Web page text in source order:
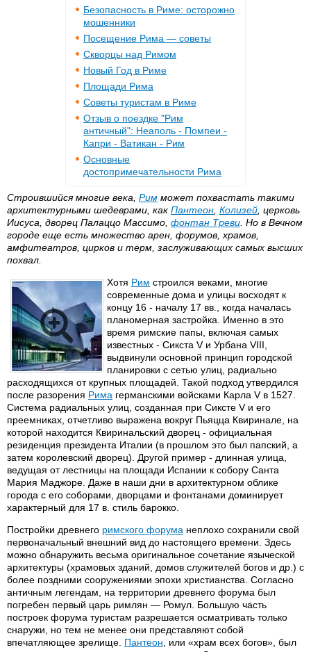
Безопасность в Риме: осторожно
мошенники
Посещение Рима — советы
Скворцы над Римом
Новый Год в Риме
Площади Рима
Советы туристам в Риме
Отзыв о поездке "Рим
античный": Неаполь - Помпеи -
Капри - Ватикан - Рим
Основные
достопримечательности Рима
Строившийся многие века, Рим может похвастать такими
архитектурными шедеврами, как Пантеон Колизей , церковь
Иисуса, дворец Палаццо Массимо, фонтан Треви . Но в Вечном
городе еще есть множество арен, форумов, храмов,
амфитеатров, цирков и терм, заслуживающих самых высших
похвал.
Хотя Рим строился веками, многие
современные дома и улицы восходят к
концу 16 - началу 17 вв., когда началась
планомерная застройка. Именно в это
время римские папы, включая самых
известных - Сикста V и Урбана VIII,
выдвинули основной принцип городской
планировки с сетью улиц, радиально
расходящихся от крупных площадей. Такой подход утвердился
после разорения Рима германскими войсками Карла V в 1527.
Система радиальных улиц, созданная при Сиксте V и его
преемниках, отчетливо выражена вокруг Пьяцца Квиринале, на
которой находится Квиринальский дворец - официальная
резиденция президента Италии (в прошлом это был папский, а
затем королевский дворец). Другой пример - длинная улица,
ведущая от лестницы на площади Испании к собору Санта
Мария Маджоре. Даже в наши дни в архитектурном облике
города с его соборами, дворцами и фонтанами доминирует
характерный для 17 в. стиль барокко.
Постройки древнего римского форума неплохо сохранили свой
первоначальный внешний вид до настоящего времени. Здесь
можно обнаружить весьма оригинальное сочетание языческой
архитектуры (храмовых зданий, домов служителей богов и др.) с
более поздними сооружениями эпохи христианства. Согласно
античным легендам, на территории древнего форума был
погребен первый царь римлян — Ромул. Большую часть
построек форума туристам разрешается осматривать только
снаружи, но тем не менее они представляют собой
впечатляющее зрелище. Пантеон , или «храм всех богов», был